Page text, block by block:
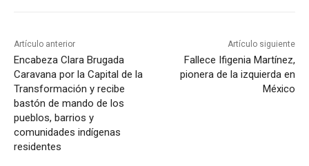
Artículo anterior
Encabeza Clara Brugada
Caravana por la Capital de la
Transformación y recibe
bastón de mando de los
pueblos, barrios y
comunidades indígenas
residentes
Artículo siguiente
Fallece Ifigenia Martínez,
pionera de la izquierda en
México